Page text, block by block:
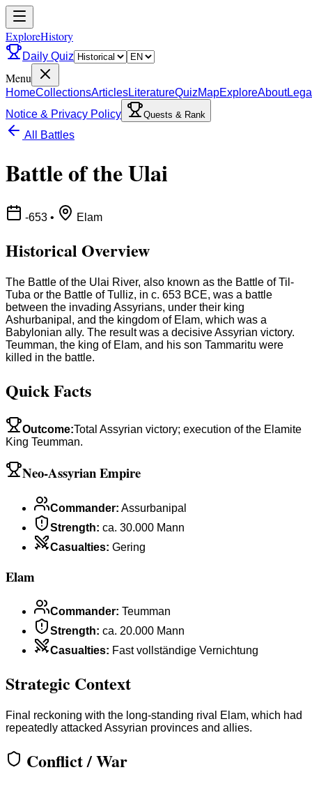
ExploreHistory
Daily Quiz
Menu
HomeCollectionsArticlesLiteratureQuizMapExploreAbout
Notice & Privacy Policy
Quests & Rank
All Battles
Battle of the Ulai
-653 • Elam
Historical Overview
The Battle of the Ulai River, also known as the Battle of Til-
Tuba or the Battle of Tulliz, in c. 653 BCE, was a battle
between the invading Assyrians, under their king
Ashurbanipal, and the kingdom of Elam, which was a
Babylonian ally. The result was a decisive Assyrian victory.
Teumman, the king of Elam, and his son Tammaritu were
killed in the battle.
Quick Facts
Outcome:Total Assyrian victory; execution of the Elamite
King Teumman.
Neo-Assyrian Empire
Commander: Assurbanipal
Strength: ca. 30.000 Mann
Casualties: Gering
Elam
Commander: Teumman
Strength: ca. 20.000 Mann
Casualties: Fast vollständige Vernichtung
Strategic Context
Final reckoning with the long-standing rival Elam, which had
repeatedly attacked Assyrian provinces and allies.
Conflict / War